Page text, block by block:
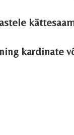
kardinate